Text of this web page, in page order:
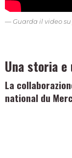
Guarda il video su
Una storia e
La
national du